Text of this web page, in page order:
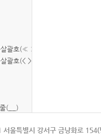
살괄호(≪ ≫)
괄호(< >)
(__)
서울특별시 강서구 금낭화로